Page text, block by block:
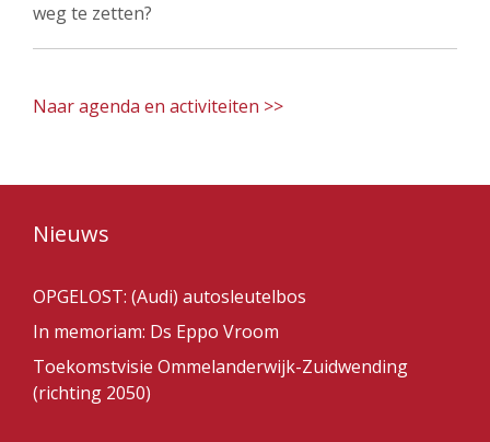
weg te zetten?
Naar agenda en activiteiten >>
Nieuws
OPGELOST: (Audi) autosleutelbos
In memoriam: Ds Eppo Vroom
Toekomstvisie Ommelanderwijk-Zuidwending
(richting 2050)